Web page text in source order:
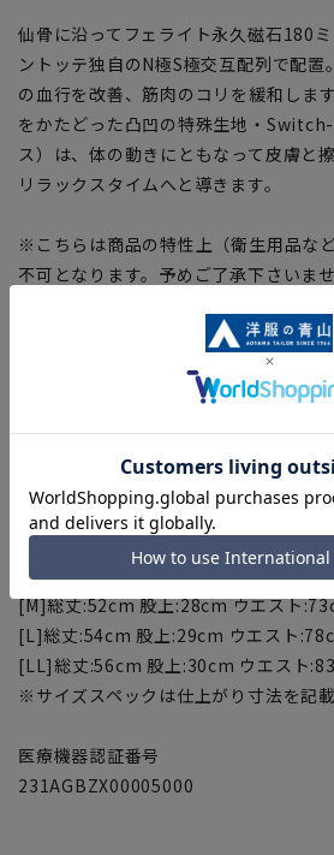
仙骨に沿ってフェライト永久磁石180
ントッテ独自のN極S極交互配列で配置
の血行を改善、筋肉のコリを緩和しま
をかたどった凸凹の特殊生地・
ス）は、体の動きにともなって皮膚と
リラックスタイムへと導きます。
※こちらは商品の特性上（衛生用品な
不可となります。予めご了承下さいませ
[S]身長:155～165cm ウエスト:68～
[M]身長:165～175cm ウエスト:76～
[LL]身長:175～185cm ウエスト:94～
※適応サイズは目安の寸法になります。
【サイズスペック】
[S]総丈:50cm 股上:27cm ウエスト
[M]総丈:52cm 股上:28cm ウエスト
[L]総丈:54cm 股上:29cm ウエスト
[LL]総丈:56cm 股上:30cm ウエスト
※サイズスペックは仕上がり寸法を記載
医療機器認証番号
231AGBZX00005000